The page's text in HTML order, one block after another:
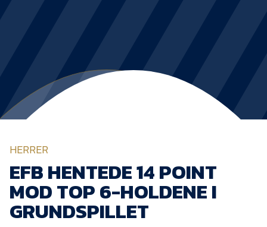
BLUE WATER
NYHEDER
Om Esbjerg fB
HERRER
EFB HENTEDE 14 POINT
MOD TOP 6-HOLDENE I
GRUNDSPILLET